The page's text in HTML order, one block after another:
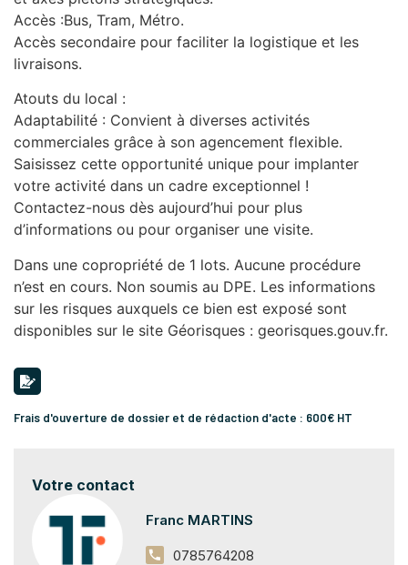
Accès :Bus, Tram, Métro.
Accès secondaire pour faciliter la logistique et les
livraisons.
Atouts du local :
Adaptabilité : Convient à diverses activités
commerciales grâce à son agencement flexible.
Saisissez cette opportunité unique pour implanter
votre activité dans un cadre exceptionnel !
Contactez-nous dès aujourd’hui pour plus
d’informations ou pour organiser une visite.
Dans une copropriété de 1 lots. Aucune procédure
n’est en cours. Non soumis au DPE. Les informations
sur les risques auxquels ce bien est exposé sont
disponibles sur le site Géorisques : georisques.gouv.fr.
Frais d'ouverture de dossier et de rédaction d'acte : 600€ HT
Votre contact
Franc MARTINS
0785764208